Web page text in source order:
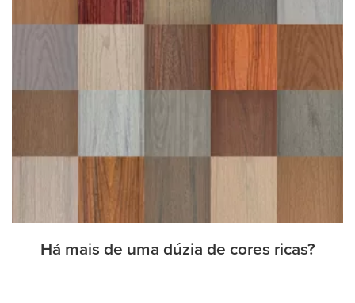
Há mais de uma dúzia de cores ricas?